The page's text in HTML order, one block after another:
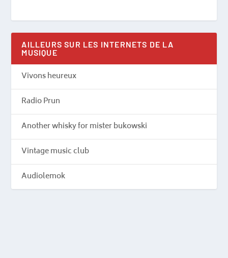
AILLEURS SUR LES INTERNETS DE LA
MUSIQUE
Vivons heureux
Radio Prun
Another whisky for mister bukowski
Vintage music club
Audiolemok